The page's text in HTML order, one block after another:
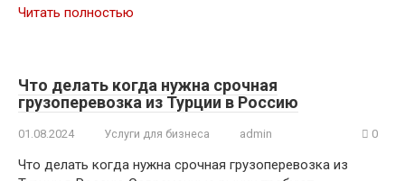
Читать полностью
Что делать когда нужна срочная
грузоперевозка из Турции в Россию
01.08.2024 Услуги для бизнеса admin 0
Что делать когда нужна срочная грузоперевозка из